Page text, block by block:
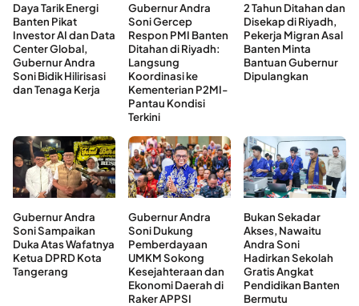
Daya Tarik Energi
Banten Pikat
Investor AI dan Data
Center Global,
Gubernur Andra
Soni Bidik Hilirisasi
dan Tenaga Kerja
Gubernur Andra
Soni Gercep
Respon PMI Banten
Ditahan di Riyadh:
Langsung
Koordinasi ke
Kementerian P2MI-
Pantau Kondisi
Terkini
2 Tahun Ditahan dan
Disekap di Riyadh,
Pekerja Migran Asal
Banten Minta
Bantuan Gubernur
Dipulangkan
Gubernur Andra
Soni Sampaikan
Duka Atas Wafatnya
Ketua DPRD Kota
Tangerang
Gubernur Andra
Soni Dukung
Pemberdayaan
UMKM Sokong
Kesejahteraan dan
Ekonomi Daerah di
Raker APPSI
Bukan Sekadar
Akses, Nawaitu
Andra Soni
Hadirkan Sekolah
Gratis Angkat
Pendidikan Banten
Bermutu